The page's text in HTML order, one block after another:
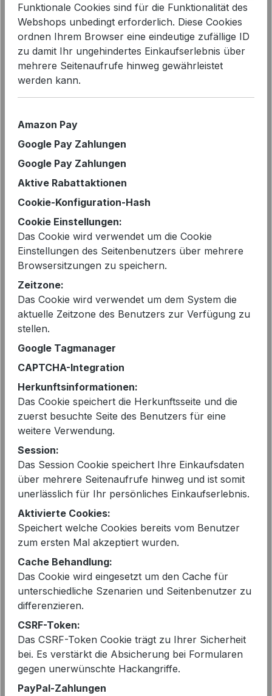
Bildergalerie überspringen
Regulärer Preis:
219,95 €
Preise inkl. MwSt. zzgl. Versandkosten
Sofort verfügbar, Lieferzeit: 2-5 Tage
Größe
XS - 34
S - 36
XL - 42
Farbeauswählen
BLUE-BLACK
Produkt Anzahl: Gib den
EAN:2000117850312
Artikelnummer:CHISAMI-103016-342-BLACK-
BLUE
Beschreibung
Die Jacke Chisami von Japan TKY ist
ein stilvolles Essential für Frauen, die
moderne Looks mit unkomplizierter
Funktionale Cookies sind für die Funktionalität des
Webshops unbedingt erforderlich. Diese Cookies
ordnen Ihrem Browser eine eindeutige zufällige ID
zu damit Ihr ungehindertes Einkaufserlebnis über
mehrere Seitenaufrufe hinweg gewährleistet
werden kann.
Amazon Pay
Google Pay Zahlungen
Google Pay Zahlungen
Aktive Rabattaktionen
Cookie-Konfiguration-Hash
Cookie Einstellungen:
Das Cookie wird verwendet um die Cookie
Einstellungen des Seitenbenutzers über mehrere
Browsersitzungen zu speichern.
Zeitzone:
Das Cookie wird verwendet um dem System die
aktuelle Zeitzone des Benutzers zur Verfügung zu
stellen.
Google Tagmanager
CAPTCHA-Integration
Herkunftsinformationen:
Das Cookie speichert die Herkunftsseite und die
zuerst besuchte Seite des Benutzers für eine
weitere Verwendung.
Session:
Das Session Cookie speichert Ihre Einkaufsdaten
über mehrere Seitenaufrufe hinweg und ist somit
unerlässlich für Ihr persönliches Einkaufserlebnis.
Aktivierte Cookies:
Speichert welche Cookies bereits vom Benutzer
zum ersten Mal akzeptiert wurden.
Cache Behandlung:
Das Cookie wird eingesetzt um den Cache für
unterschiedliche Szenarien und Seitenbenutzer zu
differenzieren.
CSRF-Token:
Das CSRF-Token Cookie trägt zu Ihrer Sicherheit
bei. Es verstärkt die Absicherung bei Formularen
gegen unerwünschte Hackangriffe.
PayPal-Zahlungen